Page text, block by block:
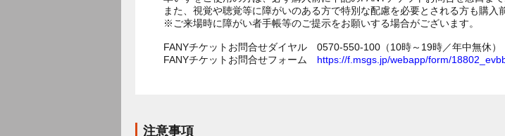
また、視覚や聴覚等に障がいのある方で特別な配慮を必要とされる方も購入
※ご来場時に障がい者手帳等のご提示をお願いする場合がございます。
FANYチケットお問合せダイヤル 0570-550-100（10時～19時／年中無休）
FANYチケットお問合せフォーム https://f.msgs.jp/webapp/form/
注意事項